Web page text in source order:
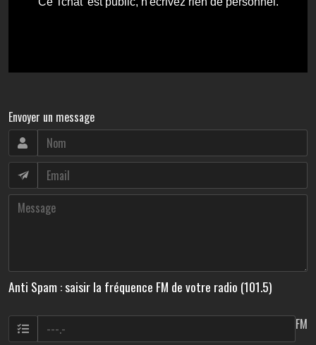
Envoyer un message
Anti Spam : saisir la fréquence FM de votre radio (101.5)
FM